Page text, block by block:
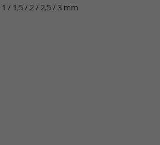
1 / 1,5 / 2 / 2,5 / 3 mm